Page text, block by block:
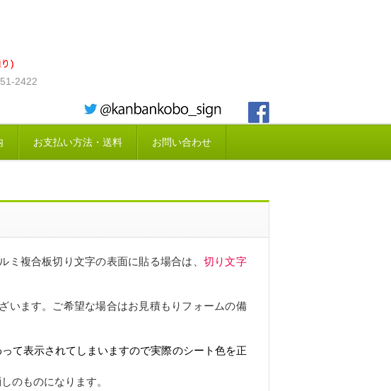
2422
お支払い方法・送料 お問い合わせ
ミ複合板切り文字の表面に貼る場合は、 切り文字
います。ご希望な場合はお見積もりフォームの備
て表示されてしまいますので実際のシート色を正
のものになります。